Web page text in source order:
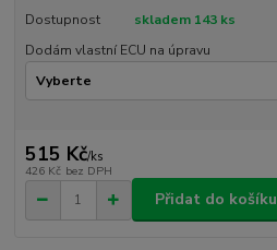
Dostupnost
skladem 143 ks
Dodám vlastní ECU na úpravu
515 Kč/ks
426 Kč bez DPH
Přidat do košíku